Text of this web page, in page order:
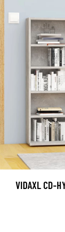
VIDAXL CD-